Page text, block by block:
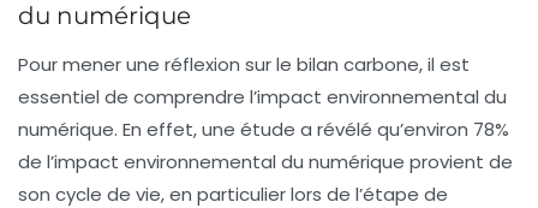
du numérique
Pour mener une réflexion sur le bilan carbone, il est
essentiel de comprendre l’impact environnemental du
numérique. En effet, une étude a révélé qu’environ 78%
de l’impact environnemental du numérique provient de
son cycle de vie, en particulier lors de l’étape de